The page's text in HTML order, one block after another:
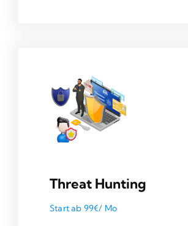
Threat Hunting
Start ab 99€/ Mo